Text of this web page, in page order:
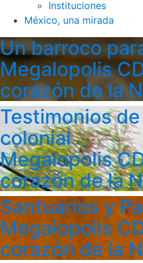
Instituciones
México, una mirada
Un barroco
Megalopolis
corazón de la
Testimonios
colonial
Megalopolis
corazón de la
Santuarios y
Megalopolis
corazón de la